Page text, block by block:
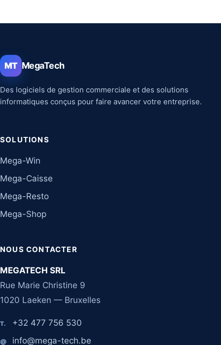
MT MegaTech
Des logiciels de gestion commerciale et des solutions
informatiques conçus pour faire avancer votre entreprise.
SOLUTIONS
Mega-Win
Mega-Caisse
Mega-Resto
Mega-Shop
NOUS CONTACTER
MEGATECH SRL
Rue Marie Christine 9
1020 Laeken — Bruxelles
T. +32 477 756 530
@ info@mega-tech.be